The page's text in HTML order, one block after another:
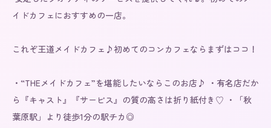
イドカフェにおすすめの一店。
これぞ王道メイドカフェ♪初めてのコンカフェならまずはココ！
・“THEメイドカフェ”を堪能したいならこのお店♪ ・有名店だか
ら『キャスト』『サービス』の質の高さは折り紙付き♡ ・「秋
葉原駅」より徒歩1分の駅チカ◎